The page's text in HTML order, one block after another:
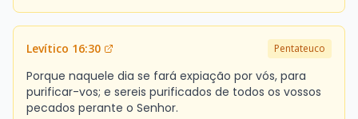
Levítico 16:30 Pentateuco
Porque naquele dia se fará expiação por vós, para
purificar-vos; e sereis purificados de todos os vossos
pecados perante o Senhor.